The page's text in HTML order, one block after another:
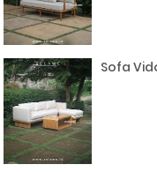
Sofa